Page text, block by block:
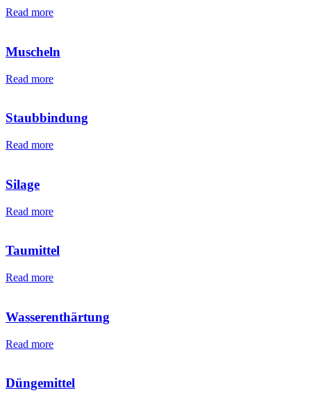
Read more
Muscheln
Read more
Staubbindung
Read more
Silage
Read more
Taumittel
Read more
Wasserenthärtung
Read more
Düngemittel